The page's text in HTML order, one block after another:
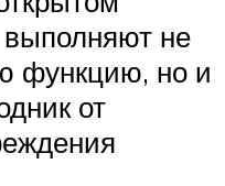
выполняют не
функцию, но и
от